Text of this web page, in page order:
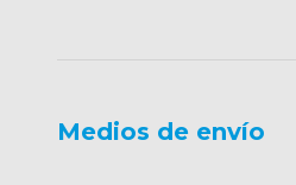
Medios de envío